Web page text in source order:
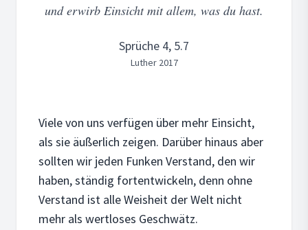
und erwirb Einsicht mit allem, was du hast.
Sprüche 4, 5.7
Luther 2017
Viele von uns verfügen über mehr Einsicht,
als sie äußerlich zeigen. Darüber hinaus aber
sollten wir jeden Funken Verstand, den wir
haben, ständig fortentwickeln, denn ohne
Verstand ist alle Weisheit der Welt nicht
mehr als wertloses Geschwätz.